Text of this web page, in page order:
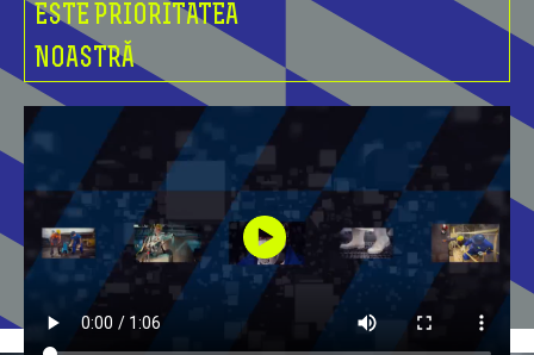
ESTE PRIORITATEA
NOASTRĂ